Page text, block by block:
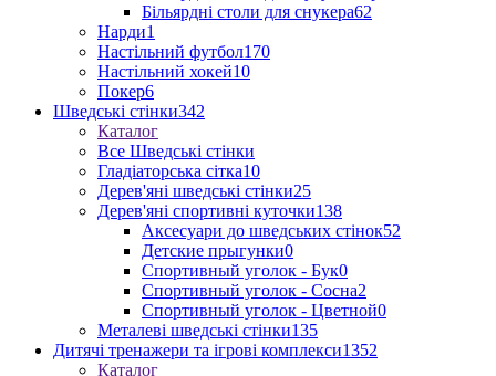
Більярдні столи для снукера62
Нарди1
Настільний футбол170
Настільний хокей10
Покер6
Шведські стінки342
Каталог
Все Шведські стінки
Гладіаторська сітка10
Дерев'яні шведські стінки25
Дерев'яні спортивні куточки138
Аксесуари до шведських стінок52
Детские прыгунки0
Спортивный уголок - Бук0
Спортивный уголок - Сосна2
Спортивный уголок - Цветной0
Металеві шведські стінки135
Дитячі тренажери та ігрові комплекси1352
Каталог